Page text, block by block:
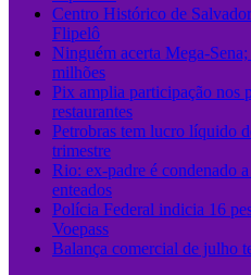
Centro Histórico de
Flipelô
Ninguém acerta Mega-
milhões
Pix amplia participação nos
restaurantes
Petrobras tem lucro líquido
trimestre
Rio: ex-padre é condenado
enteados
Polícia Federal indicia 16
Voepass
Balança comercial de julho